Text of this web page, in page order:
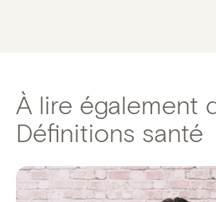
À lire également
Définitions santé